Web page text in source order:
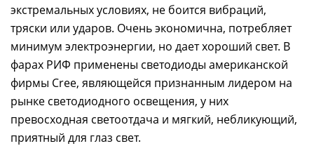
экстремальных условиях, не боится вибраций,
тряски или ударов. Очень экономична, потребляет
минимум электроэнергии, но дает хороший свет. В
фарах РИФ применены светодиоды американской
фирмы Cree, являющейся признанным лидером на
рынке светодиодного освещения, у них
превосходная светоотдача и мягкий, небликующий,
приятный для глаз свет.